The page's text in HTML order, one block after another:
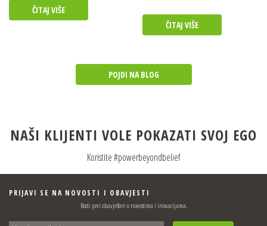
ČITAJ VIŠE
ČITAJ VIŠE
POJDI NA BLOG
NAŠI KLIJENTI VOLE POKAZATI SVOJ EGO
Koristite #powerbeyondbelief
PRIJAVI SE NA NOVOSTI I OBAVJESTI
Bodi prvi obavješten o novostima i inovacijama.